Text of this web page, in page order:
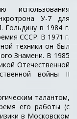
использования
У-7 для
Гольдину в 1984 г.
СССР. В 1971 г.
техники он был
Знамени. В 1985
Отечественной
войны II
талантом,
его работы (с
в Московском